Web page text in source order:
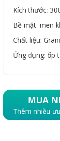
Kích thước:
Bề mặt: men
Chất liệu:
Ứng dụng: ốp
MUA
Thêm nhiều